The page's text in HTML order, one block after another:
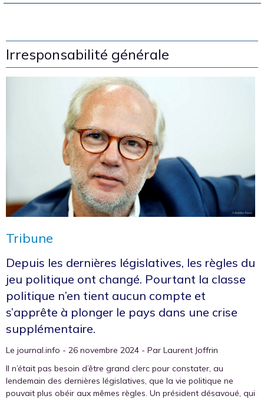
Irresponsabilité générale
Tribune
Depuis les dernières législatives, les règles du
jeu politique ont changé. Pourtant la classe
politique n’en tient aucun compte et
s’apprête à plonger le pays dans une crise
supplémentaire.
Le journal.info - 26 novembre 2024 - Par Laurent Joffrin
Il n’était pas besoin d’être grand clerc pour constater, au
lendemain des dernières législatives, que la vie politique ne
pouvait plus obéir aux mêmes règles. Un président désavoué, qui